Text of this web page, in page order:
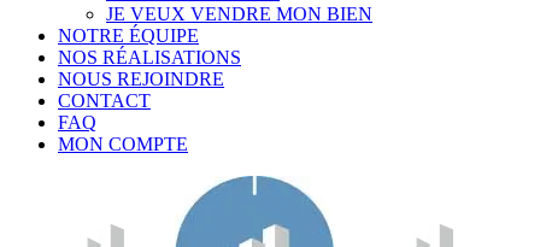
JE VEUX VENDRE MON BIEN
NOTRE ÉQUIPE
NOS RÉALISATIONS
NOUS REJOINDRE
CONTACT
FAQ
MON COMPTE